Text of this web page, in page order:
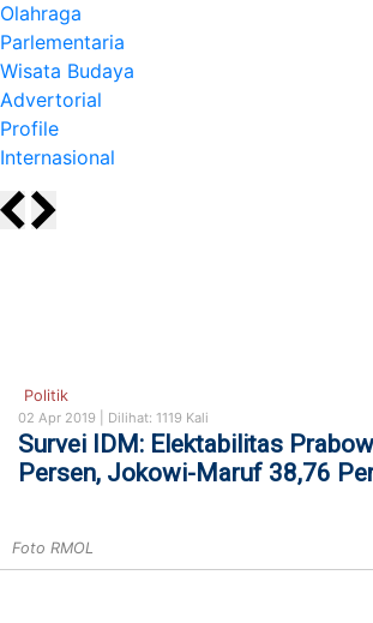
Olahraga
Parlementaria
Wisata Budaya
Advertorial
Profile
Internasional
Politik
02 Apr 2019 | Dilihat: 1119 Kali
Survei IDM: Elektabilitas
Persen, Jokowi-Maruf 38,76
Foto RMOL